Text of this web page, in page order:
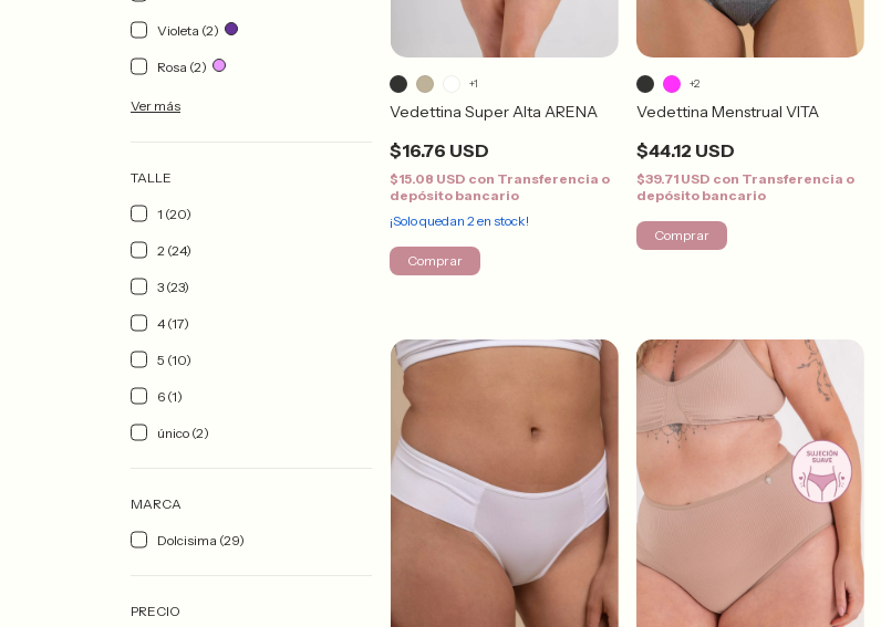
Violeta (2)
Rosa (2)
Ver más
TALLE
1 (20)
2 (24)
3 (23)
4 (17)
5 (10)
6 (1)
único (2)
MARCA
Dolcisima (29)
PRECIO
Vedettina Super Alta ARENA
$16.76 USD
$15.08 USD con Transferencia o
depósito bancario
¡Solo quedan2 en stock!
+1
Comprar
Vedettina Menstrual VITA
$44.12 USD
$39.71 USD con Transferencia o
depósito bancario
+2
Comprar